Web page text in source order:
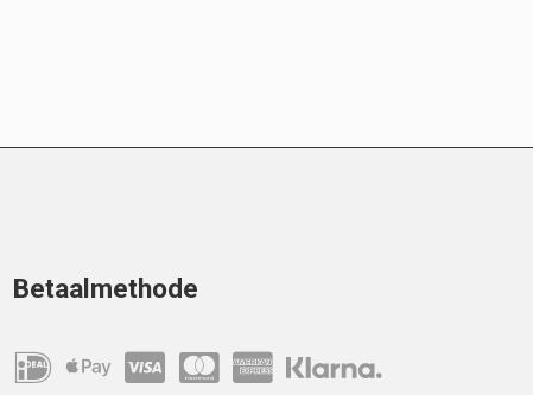
Betaalmethode